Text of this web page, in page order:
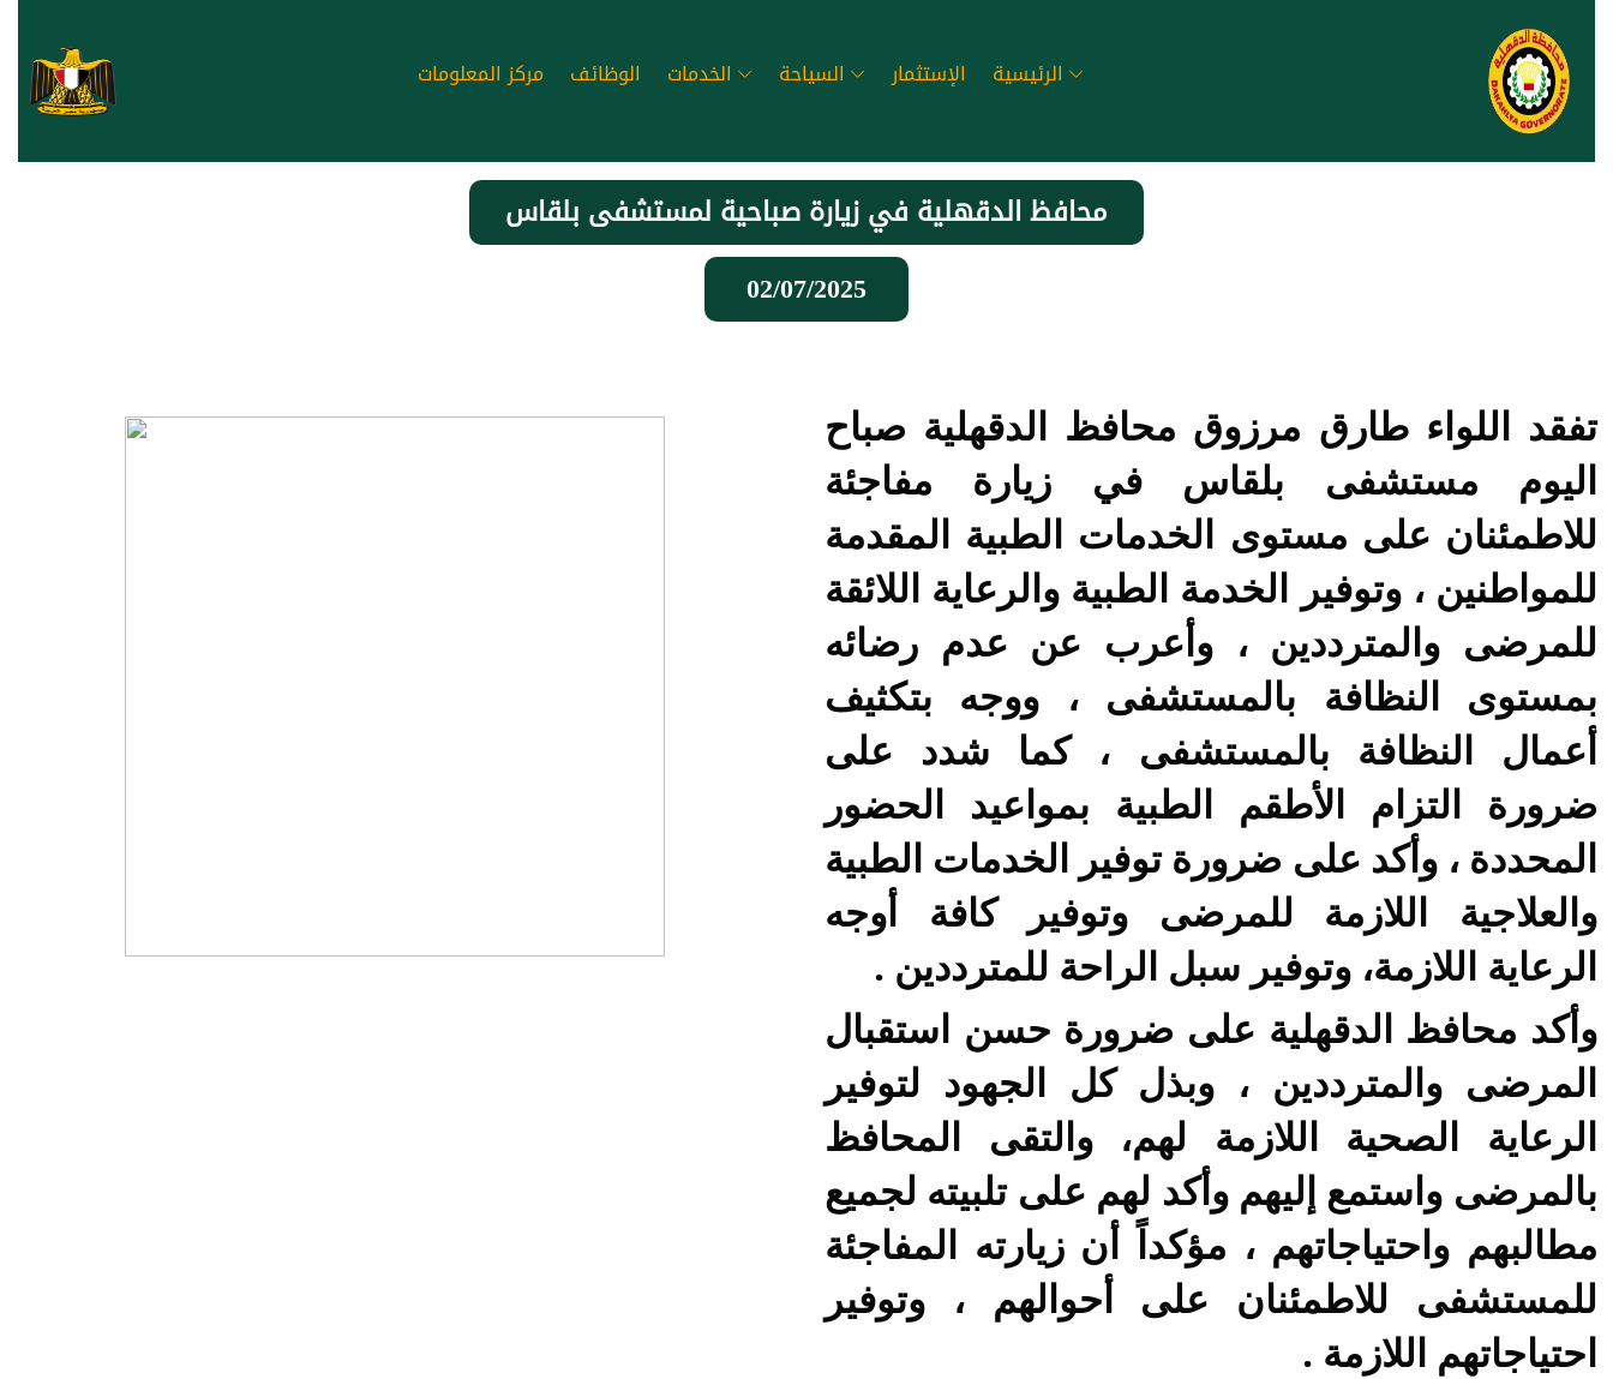
مركز المعلومات الوظائف الخدمات السياحة الإستثمار الرئيسية
محافظ الدقهلية في زيارة صباحية لمستشفى بلقاس
02/07/2025
تفقد اللواء طارق مرزوق محافظ الدقهلية صباح
اليوم مستشفى بلقاس في زيارة مفاجئة
للاطمئنان على مستوى الخدمات الطبية المقدمة
للمواطنين ، وتوفير الخدمة الطبية والرعاية اللائقة
للمرضى والمترددين ، وأعرب عن عدم رضائه
بمستوى النظافة بالمستشفى ، ووجه بتكثيف
أعمال النظافة بالمستشفى ، كما شدد على
ضرورة التزام الأطقم الطبية بمواعيد الحضور
المحددة ، وأكد على ضرورة توفير الخدمات الطبية
والعلاجية اللازمة للمرضى وتوفير كافة أوجه
الرعاية اللازمة، وتوفير سبل الراحة للمترددين .
وأكد محافظ الدقهلية على ضرورة حسن استقبال
المرضى والمترددين ، وبذل كل الجهود لتوفير
الرعاية الصحية اللازمة لهم، والتقى المحافظ
بالمرضى واستمع إليهم وأكد لهم على تلبيته لجميع
مطالبهم واحتياجاتهم ، مؤكداً أن زيارته المفاجئة
للمستشفى للاطمئنان على أحوالهم ، وتوفير
احتياجاتهم اللازمة .